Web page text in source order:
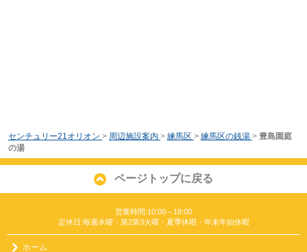
センチュリー21オリオン > 周辺施設案内 > 練馬区 > 練馬区の銭湯 > 豊島園庭
の湯
ページトップに戻る
営業時間:10:00～18:00
定休日:毎週水曜・第2第3火曜・夏季休暇・年末年始休暇
ホーム